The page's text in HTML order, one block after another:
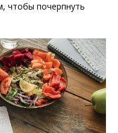
чтобы почерпнуть